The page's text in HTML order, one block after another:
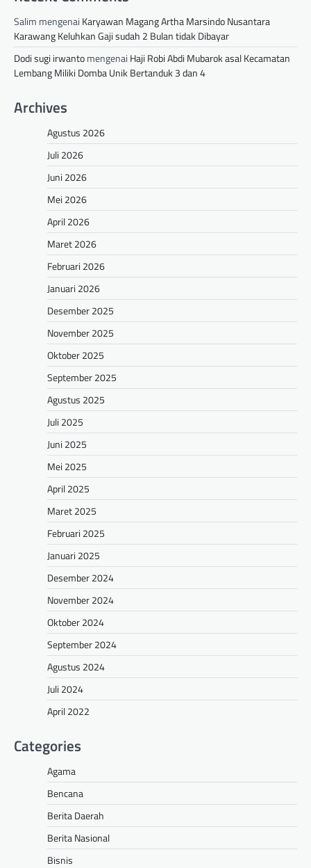
Salim mengenai Karyawan Magang Artha Marsindo Nusantara
Karawang Keluhkan Gaji sudah 2 Bulan tidak Dibayar
Dodi sugi irwantomengenai Haji Robi Abdi Mubarok asal Kecamatan
Lembang Miliki Domba Unik Bertanduk 3 dan 4
Archives
Agustus 2026
Juli 2026
Juni 2026
Mei 2026
April 2026
Maret 2026
Februari 2026
Januari 2026
Desember 2025
November 2025
Oktober 2025
September 2025
Agustus 2025
Juli 2025
Juni 2025
Mei 2025
April 2025
Maret 2025
Februari 2025
Januari 2025
Desember 2024
November 2024
Oktober 2024
September 2024
Agustus 2024
Juli 2024
April 2022
Categories
Agama
Bencana
Berita Daerah
Berita Nasional
Bisnis